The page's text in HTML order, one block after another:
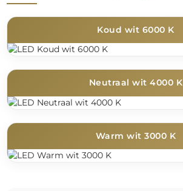
Koud wit 6000 K
Neutraal wit 4000 K
Warm wit 3000 K